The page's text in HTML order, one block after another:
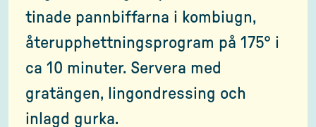
tinade pannbiffarna i kombiugn,
återupphettningsprogram på 175° i
ca 10 minuter. Servera med
gratängen, lingondressing och
inlagd gurka.